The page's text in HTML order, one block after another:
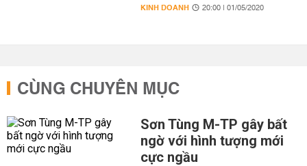
KINH DOANH 20:00 | 01/05/2020
CÙNG CHUYÊN MỤC
Sơn Tùng M-TP gây bất
ngờ với hình tượng mới
cực ngầu